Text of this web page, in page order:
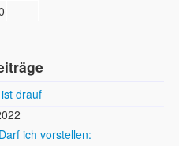
drauf
ich vorstellen: